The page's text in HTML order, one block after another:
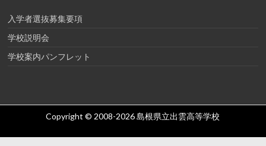
入学者選抜募集要項
学校説明会
学校案内パンフレット
Copyright © 2008-2026島根県立出雲高等学校